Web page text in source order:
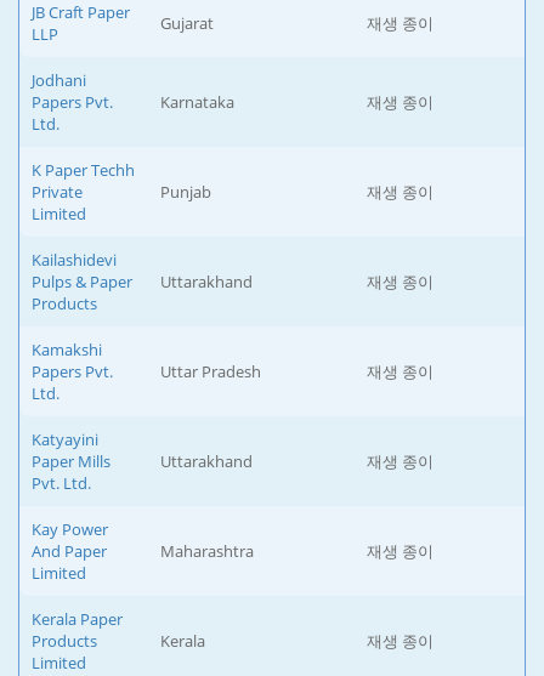
JB Craft Paper
LLP
Gujarat 재생 종이
Jodhani
Papers Pvt.
Ltd.
Karnataka 재생 종이
K Paper Techh
Private
Limited
Punjab 재생 종이
Kailashidevi
Pulps & Paper
Products
Uttarakhand 재생 종이
Kamakshi
Papers Pvt.
Ltd.
Uttar Pradesh 재생 종이
Katyayini
Paper Mills
Pvt. Ltd.
Uttarakhand 재생 종이
Kay Power
And Paper
Limited
Maharashtra 재생 종이
Kerala Paper
Products
Limited
Kerala 재생 종이